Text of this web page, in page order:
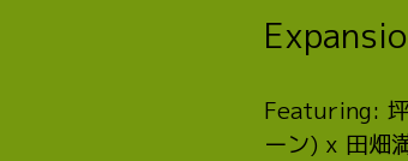
Featuring:
ーン) x 田畑